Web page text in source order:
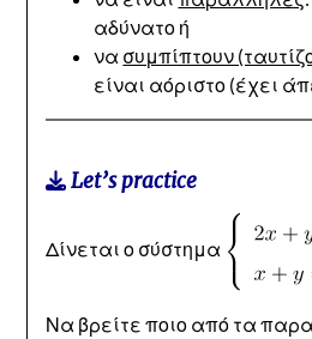
αδύνατο ή
να συμπίπτουν
είναι αόριστο (έχει
Let’s practice
Δίνεται ο σύστημα
Να βρείτε ποιο από τα